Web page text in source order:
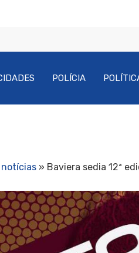
POLÍCIA
» Baviera sedia 12ª